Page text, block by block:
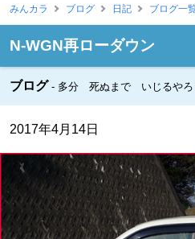
みんカラ ブログ 日記 ブログ一
N-WGN再ローダウン
ブログ 多分 死ぬまで いじるやろ
2017年4月14日